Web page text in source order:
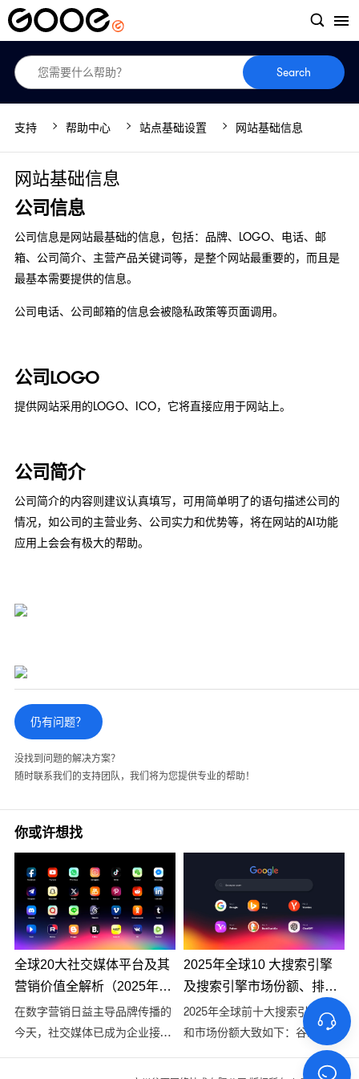
Search
支持 帮助中心 站点基础设置 网站基础信息
网站基础信息
公司信息
公司信息是网站最基础的信息，包括：品牌、LOGO、电话、邮
箱、公司简介、主营产品关键词等，是整个网站最重要的，而且是
最基本需要提供的信息。
公司电话、公司邮箱的信息会被隐私政策等页面调用。
公司LOGO
提供网站采用的LOGO、ICO，它将直接应用于网站上。
公司简介
公司简介的内容则建议认真填写，可用简单明了的语句描述公司的
情况，如公司的主营业务、公司实力和优势等，将在网站的AI功能
应用上会会有极大的帮助。
仍有问题？
没找到问题的解决方案？
随时联系我们的支持团队，我们将为您提供专业的帮助！
你或许想找
全球20大社交媒体平台及其
营销价值全解析（2025年最
新版）
在数字营销日益主导品牌传播的
今天，社交媒体已成为企业接触
用户参与度的重要渠道。2025
2025年全球10 大搜索引擎
及搜索引擎市场份额、排名
分析
2025年全球前十大搜索引擎排名
和市场份额大致如下：谷歌以
89.71%的份额仍居第一，但相比
2023年的93.11%有明显下滑；微